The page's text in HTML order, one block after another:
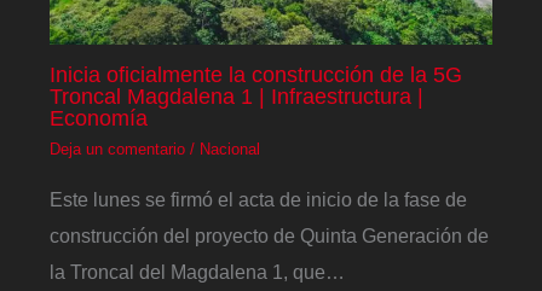
Inicia oficialmente la construcción de la 5G
Troncal Magdalena 1 | Infraestructura |
Economía
Deja un comentario / Nacional
Este lunes se firmó el acta de inicio de la fase de
construcción del proyecto de Quinta Generación de
la Troncal del Magdalena 1, que…